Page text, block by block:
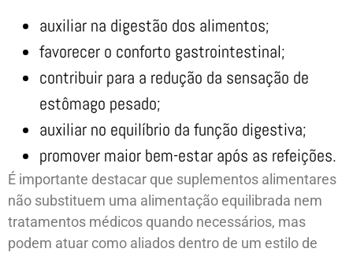
auxiliar na digestão dos alimentos;
favorecer o conforto gastrointestinal;
contribuir para a redução da sensação de
estômago pesado;
auxiliar no equilíbrio da função digestiva;
promover maior bem-estar após as refeições.
É importante destacar que suplementos alimentares
não substituem uma alimentação equilibrada nem
tratamentos médicos quando necessários, mas
podem atuar como aliados dentro de um estilo de